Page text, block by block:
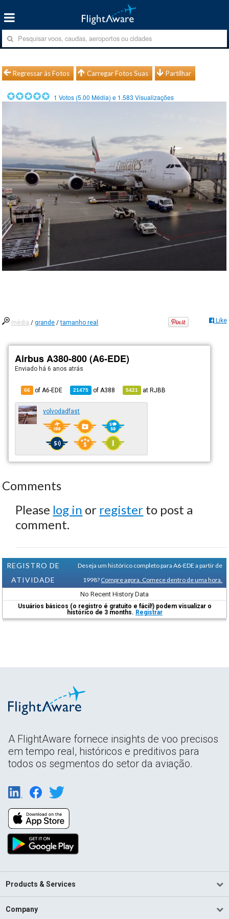
Regressar às Fotos Carregar Fotos Suas Partilhar
1 Votos (5.00 Média) e 1.583 Visualizações
média /grande /tamanho real Like
Airbus A380-800 (A6-EDE)
Enviado há6 anos atrás
66 of A6-EDE 21475 of A388 5421 atRJBB
volvodadfast
Comments
Please log in or register to post a
comment.
REGISTRO DE
ATIVIDADE
Deseja um histórico completo para A6-EDE a partir de
1998? Compre agora. Comece dentro de uma hora.
No Recent History Data
Usuários básicos (o registro é gratuito e fácil!) podem visualizar o
histórico de 3 months. Registrar
A FlightAware fornece insights de voo precisos
em tempo real, históricos e preditivos para
todos os segmentos do setor da aviação.
Products & Services
Company